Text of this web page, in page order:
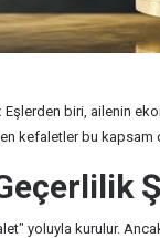
Eşlerden biri, ailenin
kefaletler bu kapsam
yoluyla kurulur.